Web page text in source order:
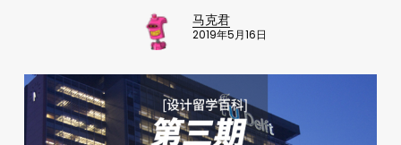
马克君
2019年5月16日